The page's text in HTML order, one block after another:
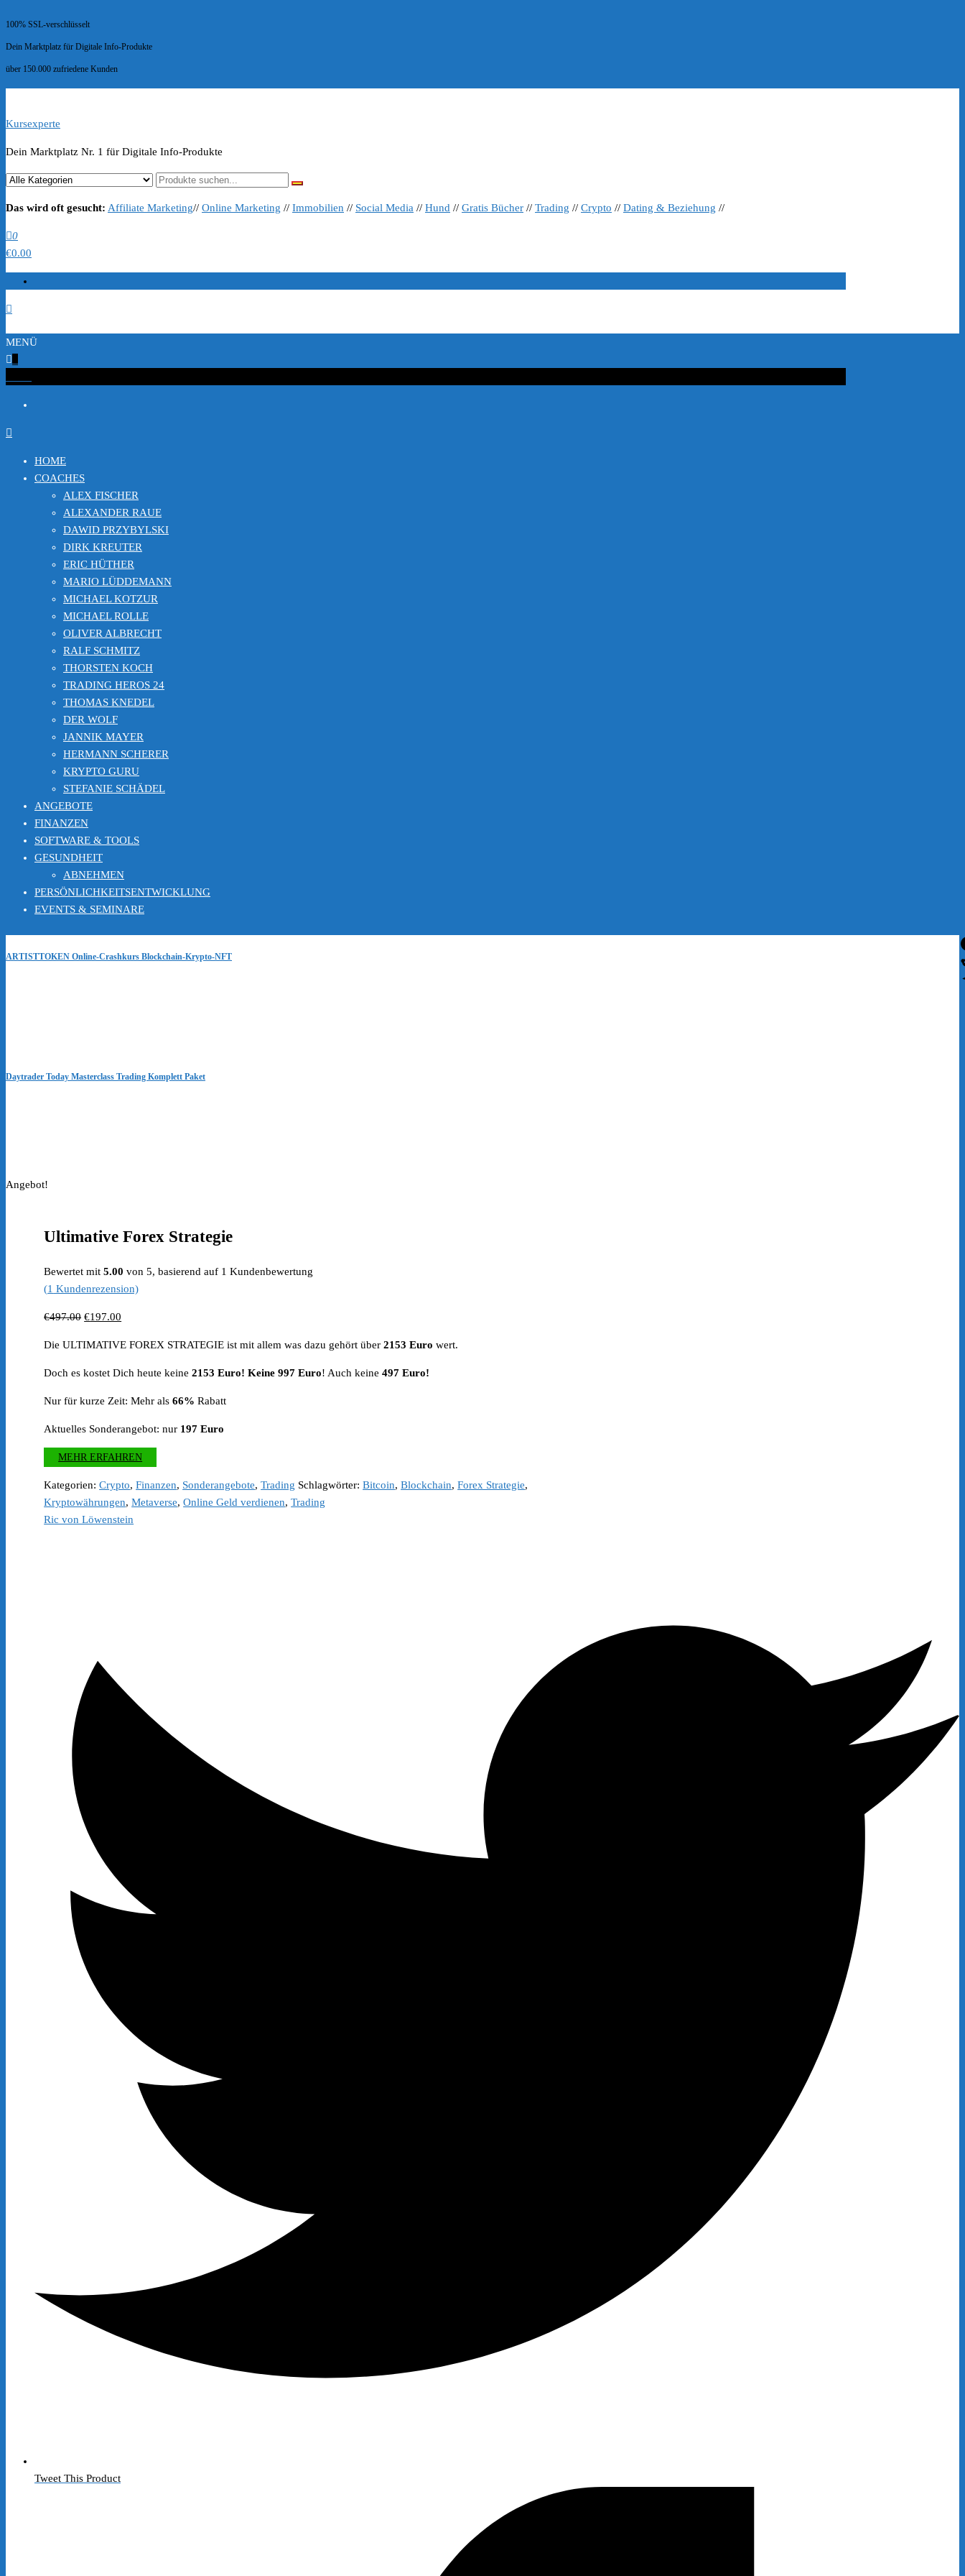
100% SSL-verschlüsselt
Dein Marktplatz für Digitale Info-Produkte
über 150.000 zufriedene Kunden
Kursexperte
Dein Marktplatz Nr. 1 für Digitale Info-Produkte
Das wird oft gesucht: Affiliate Marketing// Online Marketing // Immobilien // Social Media // Hund // Gratis Bücher // Trading // Crypto // Dating & Beziehung //
0
€0.00
MENÜ
HOME
COACHES
ALEX FISCHER
ALEXANDER RAUE
DAWID PRZYBYLSKI
DIRK KREUTER
ERIC HÜTHER
MARIO LÜDDEMANN
MICHAEL KOTZUR
MICHAEL ROLLE
OLIVER ALBRECHT
RALF SCHMITZ
THORSTEN KOCH
TRADING HEROS 24
THOMAS KNEDEL
DER WOLF
JANNIK MAYER
HERMANN SCHERER
KRYPTO GURU
STEFANIE SCHÄDEL
ANGEBOTE
FINANZEN
SOFTWARE & TOOLS
GESUNDHEIT
ABNEHMEN
PERSÖNLICHKEITSENTWICKLUNG
EVENTS & SEMINARE
ARTISTTOKEN Online-Crashkurs Blockchain-Krypto-NFT
Daytrader Today Masterclass Trading Komplett Paket
Angebot!
Ultimative Forex Strategie
Bewertet mit5.00 von 5, basierend auf 1 Kundenbewertung
(1 Kundenrezension)
€497.00 Ursprünglicher
war:
€497.00
€197.00
ist:
€197.00.
Die ULTIMATIVE FOREX STRATEGIE ist mit allem was dazu gehört über2153 Euro wert.
Doch es kostet Dich heute keine2153 Euro! Keine 997 Euro! Auch keine497 Euro!
Nur für kurze Zeit: Mehr als66% Rabatt
Aktuelles Sonderangebot: nur 197 Euro
MEHR ERFAHREN
Kategorien:Crypto,Finanzen, Sonderangebote,Trading Schlagwörter:Bitcoin,Blockchain,Forex Strategie,
Kryptowährungen,Metaverse,Online Geld verdienen,Trading
Ric von Löwenstein
Tweet This Product